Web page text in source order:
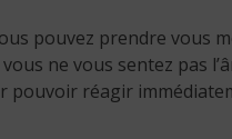
pouvez prendre vous
ne vous sentez pas
pouvoir réagir